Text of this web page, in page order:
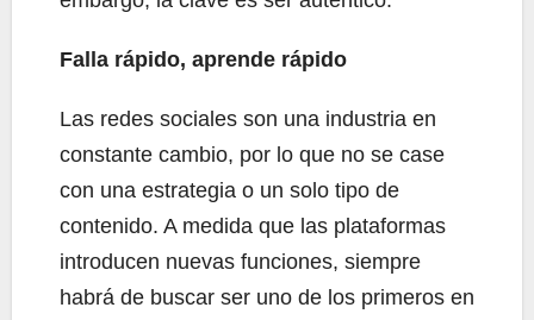
Falla rápido, aprende rápido
Las redes sociales son una industria en
constante cambio, por lo que no se case
con una estrategia o un solo tipo de
contenido. A medida que las plataformas
introducen nuevas funciones, siempre
habrá de buscar ser uno de los primeros en